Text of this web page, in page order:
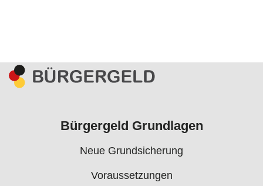
Bürgergeld Grundlagen
Neue Grundsicherung
Voraussetzungen